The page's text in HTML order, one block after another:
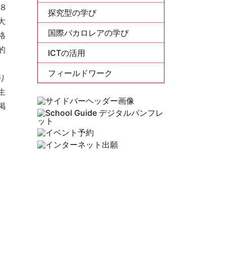
探究型の学び
国際バカロレアの学び
ICTの活用
フィールドワーク